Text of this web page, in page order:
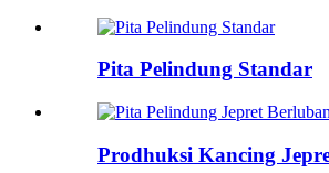
Pita Pelindung Standar
Prodhuksi Kancing